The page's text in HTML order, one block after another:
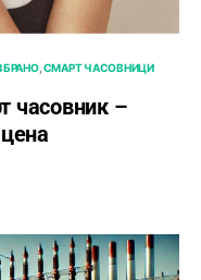
СМАРТ ЧАСОВНИЦИ
часовник –